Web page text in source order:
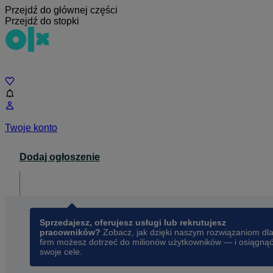
Przejdź do głównej części
Przejdź do stopki
Twoje konto
Dodaj ogłoszenie
Sprzedajesz, oferujesz usługi lub rekrutujesz
pracowników? Zobacz, jak dzięki naszym rozwiązaniom dla
firm możesz dotrzeć do milionów użytkowników — i osiągnąć
swoje cele.